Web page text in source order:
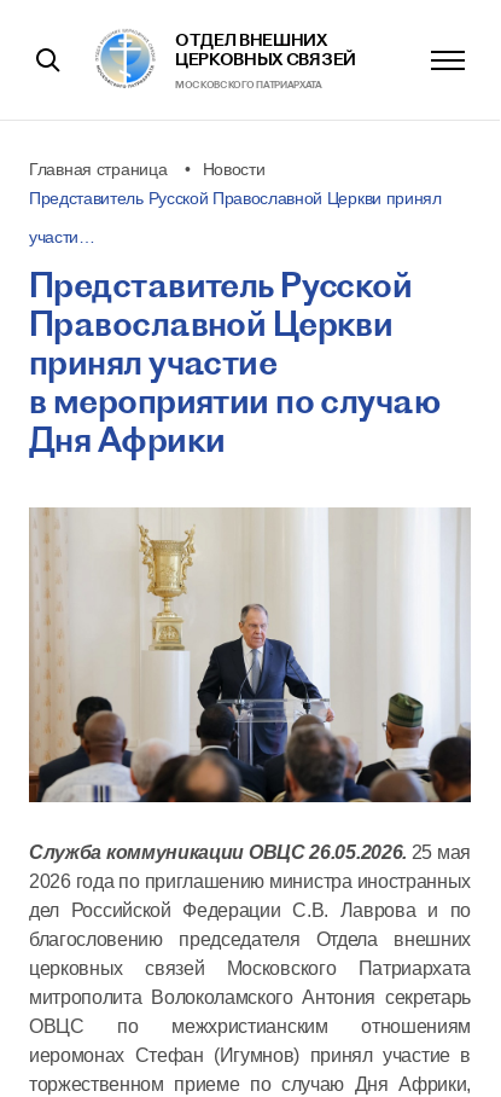
ОТДЕЛ ВНЕШНИХ
ЦЕРКОВНЫХ СВЯЗЕЙ
МОСКОВСКОГО ПАТРИАРХАТА
Главная страница
Новости
Представитель Русской Православной Церкви принял
участи…
Представитель Русской
Православной Церкви
принял участие
в мероприятии по случаю
Дня Африки
Служба коммуникации ОВЦС 26.05.2026. 25 мая
2026 года по приглашению министра иностранных
дел Российской Федерации С.В. Лаврова и по
благословению председателя Отдела внешних
церковных связей Московского Патриархата
митрополита Волоколамского Антония секретарь
ОВЦС по межхристианским отношениям
иеромонах Стефан (Игумнов) принял участие в
торжественном приеме по случаю Дня Африки,